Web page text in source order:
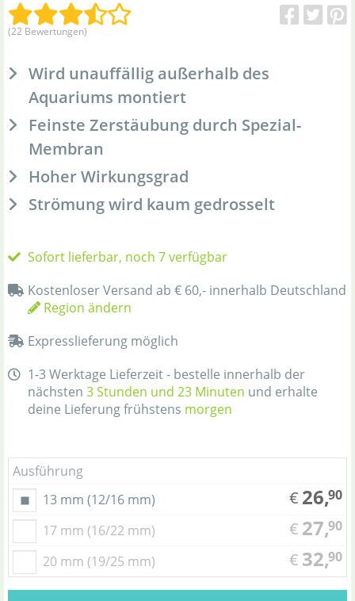
(22 Bewertungen)
Wird unauffällig außerhalb des
Aquariums montiert
Feinste Zerstäubung durch Spezial-
Membran
Hoher Wirkungsgrad
Strömung wird kaum gedrosselt
Sofort lieferbar, noch 7 verfügbar
Kostenloser Versand ab € 60,- innerhalb Deutschland
Region ändern
Expresslieferung möglich
1-3 Werktage Lieferzeit - bestelle innerhalb der
nächsten 3 Stunden und 23 Minuten und erhalte
deine Lieferung frühstens morgen
Ausführung
13 mm (12/16 mm)
€ 26,90
17 mm (16/22 mm) € 27,90
20 mm (19/25 mm) € 32,90